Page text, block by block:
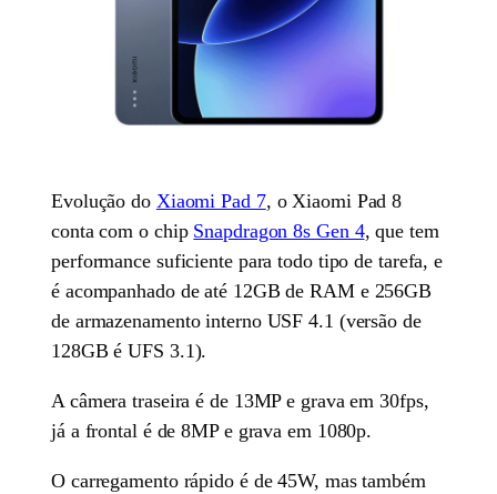
Evolução do Xiaomi Pad 7, o Xiaomi Pad 8
conta com o chip Snapdragon 8s Gen 4, que tem
performance suficiente para todo tipo de tarefa, e
é acompanhado de até 12GB de RAM e 256GB
de armazenamento interno USF 4.1 (versão de
128GB é UFS 3.1).
A câmera traseira é de 13MP e grava em 30fps,
já a frontal é de 8MP e grava em 1080p.
O carregamento rápido é de 45W, mas também